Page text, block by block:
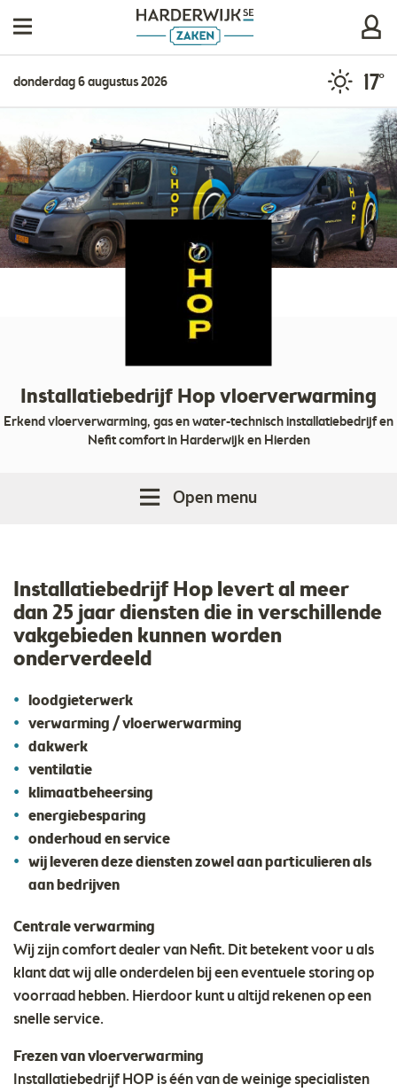
donderdag 6 augustus 2026 17°
Installatiebedrijf Hop vloerverwarming
Erkend vloerverwarming, gas en water-technisch installatiebedrijf en
Nefit comfort in Harderwijk en Hierden
Open menu
Installatiebedrijf Hop levert al meer
dan 25 jaar diensten die in verschillende
vakgebieden kunnen worden
onderverdeeld
loodgieterwerk
verwarming / vloerwerwarming
dakwerk
ventilatie
klimaatbeheersing
energiebesparing
onderhoud en service
wij leveren deze diensten zowel aan particulieren als
aan bedrijven
Centrale verwarming
Wij zijn comfort dealer van Nefit. Dit betekent voor u als
klant dat wij alle onderdelen bij een eventuele storing op
voorraad hebben. Hierdoor kunt u altijd rekenen op een
snelle service.
Frezen van vloerverwarming
Installatiebedrijf HOP is één van de weinige specialisten